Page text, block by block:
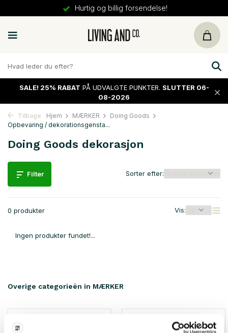
Hurtig og billig forsendelse!
SALE! 25% RABAT PÅ UDVALGTE PUNKTER. SLUTTER 06-
08-2026
Tilbage Hjem MÆRKER
Doing Goods
Opbevaring / dekorationsgensta...
Doing Goods dekorasjon
Filter
0 produkter Vis:
Sorter efter:
Ingen produkter fundet!...
Overige categorieën in MÆRKER